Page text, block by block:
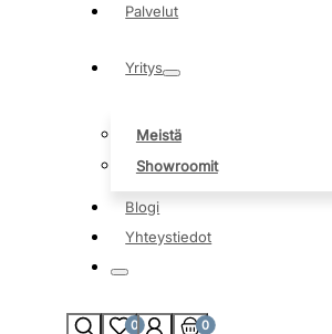
Palvelut
Yritys
Meistä
Showroomit
Blogi
Yhteystiedot
0 0